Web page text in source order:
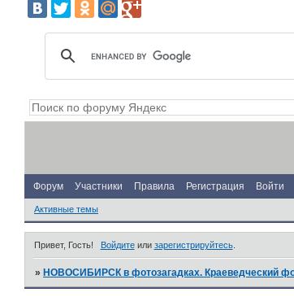
Форум Участники Правила Регистрация Войти
Активные темы
Привет, Гость! Войдитеили зарегистрируйтесь.
»НОВОСИБИРСК в фотозагадках. Краеведческий